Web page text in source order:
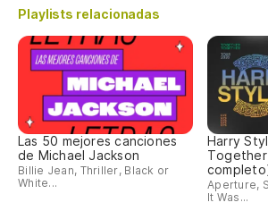
Playlists relacionadas
Las 50 mejores canciones
de Michael Jackson
Billie Jean, Thriller, Black or
White...
Harry
Aperture,
It Was...